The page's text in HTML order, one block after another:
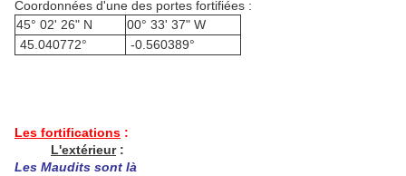
Coordonnées d'une des portes fortifiées :
45° 02' 26" N
00° 33' 37" W
45.040772°
-0.560389°
Les fortifications :
L'extérieur:
Les Maudits sont là